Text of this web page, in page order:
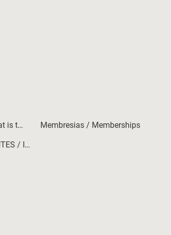
Que es el Nopal / What is the Cactus Pear Membresias / Memberships
DATOS INTERESANTES / INTERESTING FACTS